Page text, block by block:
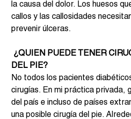
la causa del dolor. Los huesos
callos y las callosidades
prevenir úlceras.
¿QUIEN PUEDE TENER
DEL PIE?
No todos los pacientes
cirugías. En mi práctica privada,
del país e incluso de países
una posible cirugía del pie.